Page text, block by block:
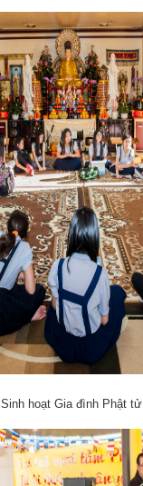
Sinh hoạt Gia đình Phật tử